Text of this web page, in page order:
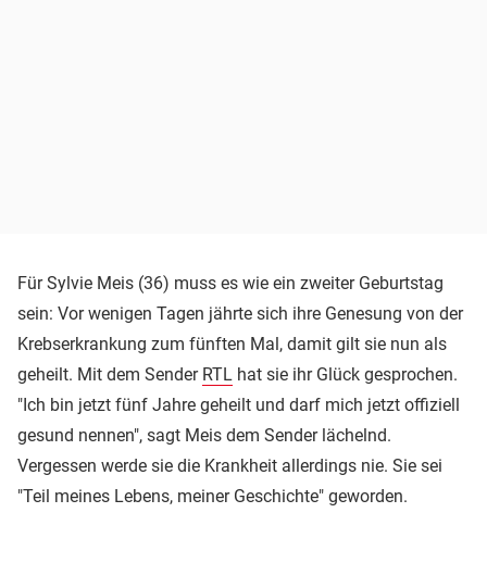
Für Sylvie Meis (36) muss es wie ein zweiter Geburtstag
sein: Vor wenigen Tagen jährte sich ihre Genesung von der
Krebserkrankung zum fünften Mal, damit gilt sie nun als
geheilt. Mit dem Sender RTL hat sie ihr Glück gesprochen.
"Ich bin jetzt fünf Jahre geheilt und darf mich jetzt offiziell
gesund nennen", sagt Meis dem Sender lächelnd.
Vergessen werde sie die Krankheit allerdings nie. Sie sei
"Teil meines Lebens, meiner Geschichte" geworden.